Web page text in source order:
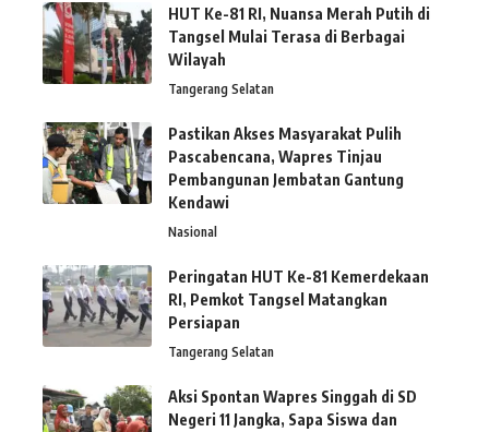
HUT Ke-81 RI, Nuansa Merah Putih di
Tangsel Mulai Terasa di Berbagai
Wilayah
Tangerang Selatan
Pastikan Akses Masyarakat Pulih
Pascabencana, Wapres Tinjau
Pembangunan Jembatan Gantung
Kendawi
Nasional
Peringatan HUT Ke-81 Kemerdekaan
RI, Pemkot Tangsel Matangkan
Persiapan
Tangerang Selatan
Aksi Spontan Wapres Singgah di SD
Negeri 11 Jangka, Sapa Siswa dan